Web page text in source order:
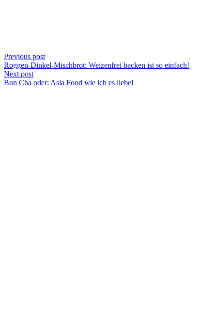
Previous post
Roggen-Dinkel-Mischbrot: Weizenfrei backen ist so einfach!
Next post
Bun Cha oder: Asia Food wie ich es liebe!